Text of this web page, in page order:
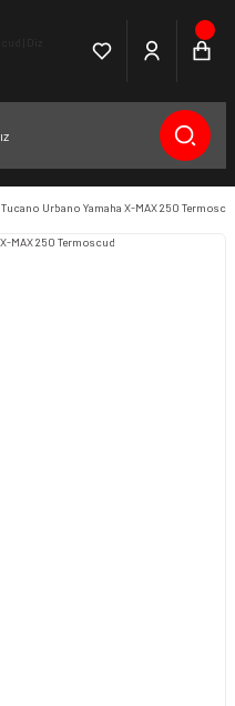
Tucano Urbano Yamaha X-MAX 250